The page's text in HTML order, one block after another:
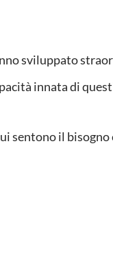
sviluppato
innata di
il